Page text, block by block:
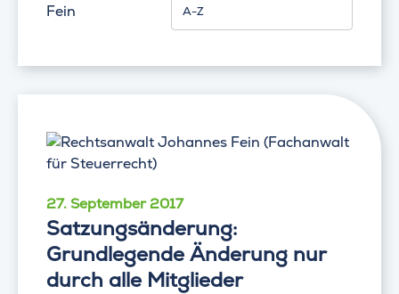
Fein
A-Z
27. September 2017
Satzungsänderung:
Grundlegende Änderung nur
durch alle Mitglieder